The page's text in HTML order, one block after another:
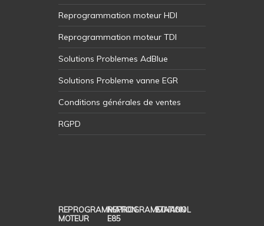
Reprogrammation moteur HDI
Reprogrammation moteur TDI
Solutions Problemes AdBlue
Solutions Probleme vanne EGR
Conditions générales de ventes
RGPD
REPROGRAMMATION
MOTEUR
REPROGRAMMATION
E85
ETHANOL